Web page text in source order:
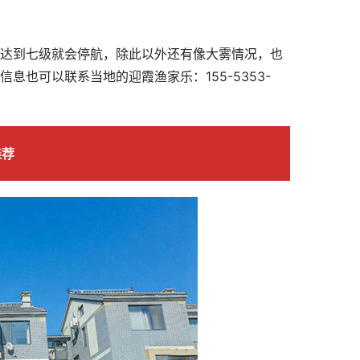
到七级就会停航，除此以外还有像大雾情况，也
息也可以联系当地的迎霞渔家乐：155-5353-